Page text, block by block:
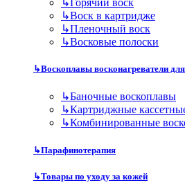
↳ Горячий воск
↳Воск в картридже
↳Пленочный воск
↳Восковые полоски
↳Воскоплавы восконагреватели
↳Баночные воскоплавы
↳Картриджные
↳Комбинированные
↳Парафинотерапия
↳Товары по уходу за кожей